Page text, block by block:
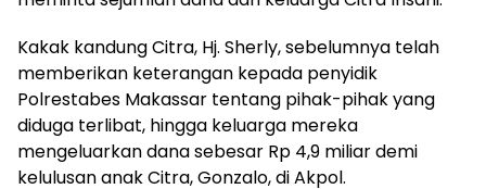
Kakak kandung Citra, Hj. Sherly, sebelumnya telah
memberikan keterangan kepada penyidik
Polrestabes Makassar tentang pihak-pihak yang
diduga terlibat, hingga keluarga mereka
mengeluarkan dana sebesar Rp 4,9 miliar demi
kelulusan anak Citra, Gonzalo, di Akpol.